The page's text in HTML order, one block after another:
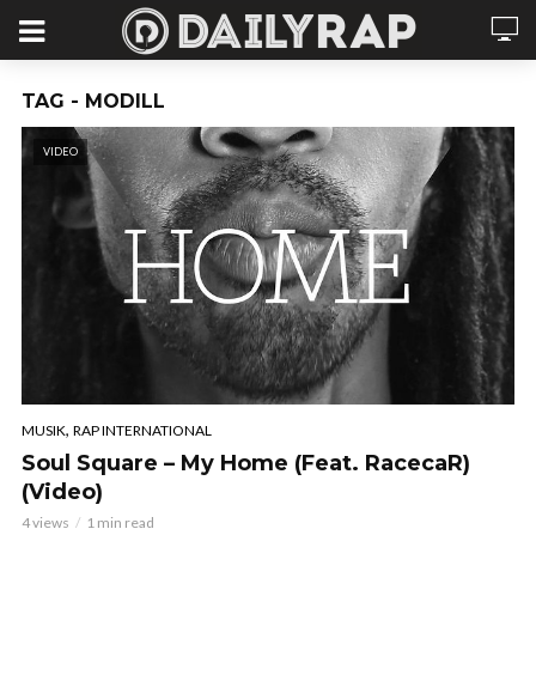
TAG - MODILL
VIDEO
MUSIK, RAP INTERNATIONAL
Soul Square – My Home (Feat. RacecaR)
(Video)
4 views 1 min read